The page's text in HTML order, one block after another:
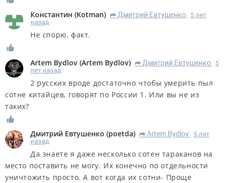
Константин (Kotman) R Дмитрий Евтушенко
5 лет
назад
Не спорю, факт.
Artem Bydlov (Artem Bydlov) R Дмитрий Евтушенко
5
лет назад
2 русских вроде достаточно чтобы умерить пыл
сотне китайцев, говорят по России 1. Или вы не из
таких?
Дмитрий Евтушенко (poetda) R Artem Bydlov
5 лет
назад
Да знаете я даже несколько сотен тараканов на
место поставить не могу. Их конечно по отдельности
уничтожить просто. А вот когда их сотни- Проще